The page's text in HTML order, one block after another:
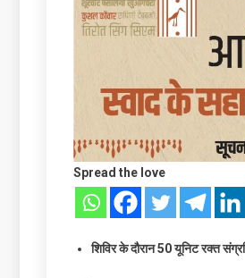
Spread the love
शिविर के दौरान 50 यूनिट रक्त